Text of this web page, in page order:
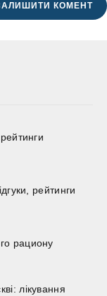
рейтинги
рациону
лікування
КОМЕНТ